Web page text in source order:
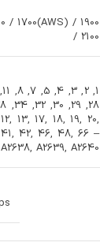
/ 1700(AWS) / 1900
/ 2100
13, 17, 18, 19, 20,
42, 46, 48, 66 –
A2638, A2639, A2640